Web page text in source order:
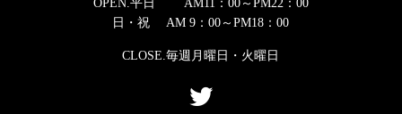
OPEN.平日 AM11：00～PM22：00
日・祝 AM 9：00～PM18：00
CLOSE.毎週月曜日・火曜日